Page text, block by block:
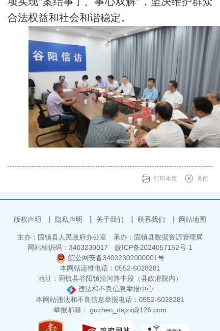
合法权益和社会和谐稳定。
打印本页 关闭
版权声明 隐私声明 关于我们 联系我们 网站地图
主办：固镇县人民政府办公室
承办：固镇县数据资源管理局
网站标识码：3403230017
皖ICP备2024057152号-1
皖公网安备34032302000001号
本网站运维电话：0552-6028281
地址：固镇县谷阳镇浍河路中段（县政府院内）
违法和不良信息举报中心
本网站违法和不良信息举报电话：0552-6028281
举报邮箱： guzhen_dsjzx@126.com